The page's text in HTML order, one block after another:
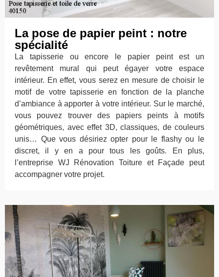
La pose de papier peint : notre
spécialité
La tapisserie ou encore le papier peint est un
revêtement mural qui peut égayer votre espace
intérieur. En effet, vous serez en mesure de choisir le
motif de votre tapisserie en fonction de la planche
d’ambiance à apporter à votre intérieur. Sur le marché,
vous pouvez trouver des papiers peints à motifs
géométriques, avec effet 3D, classiques, de couleurs
unis… Que vous désiriez opter pour le flashy ou le
discret, il y en a pour tous les goûts. En plus,
l’entreprise WJ Rénovation Toiture et Façade peut
accompagner votre projet.